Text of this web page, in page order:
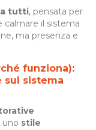
a tutti, pensata per
calmare il sistema
ma presenza e
funziona):
sul sistema
uno stile